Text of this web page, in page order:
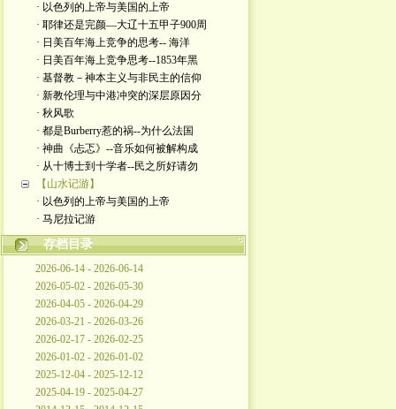
· 以色列的上帝与美国的上帝
· 耶律还是完颜—大辽十五甲子900周
· 日美百年海上竞争的思考-- 海洋
· 日美百年海上竞争思考--1853年黑
· 基督教－神本主义与非民主的信仰
· 新教伦理与中港冲突的深层原因分
· 秋风歌
· 都是Burberry惹的祸--为什么法国
· 神曲《忐忑》--音乐如何被解构成
· 从十博士到十学者--民之所好请勿
【山水记游】
· 以色列的上帝与美国的上帝
· 马尼拉记游
存档目录
2026-06-14 - 2026-06-14
2026-05-02 - 2026-05-30
2026-04-05 - 2026-04-29
2026-03-21 - 2026-03-26
2026-02-17 - 2026-02-25
2026-01-02 - 2026-01-02
2025-12-04 - 2025-12-12
2025-04-19 - 2025-04-27